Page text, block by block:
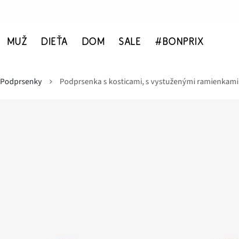
MUŽ DIEŤA DOM SALE #BONPRIX
Podprsenky Podprsenka s kosticami, s vystuženými ramienkami